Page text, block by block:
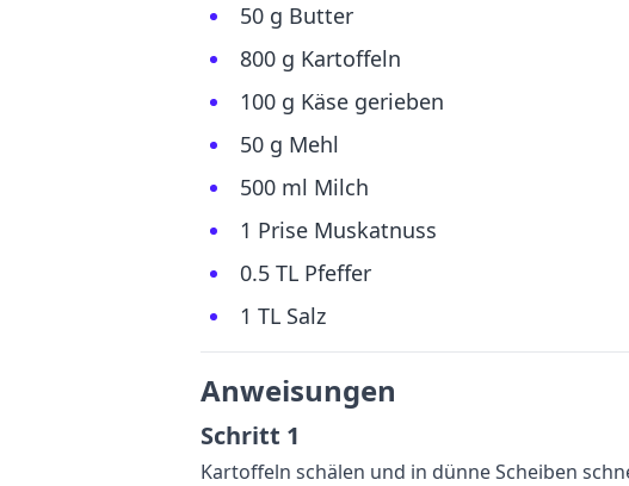
50 g Butter
800 g Kartoffeln
100 g Käse gerieben
50 g Mehl
500 ml Milch
1 Prise Muskatnuss
0.5 TL Pfeffer
1 TL Salz
Anweisungen
Schritt 1
Kartoffeln schälen und in dünne Scheiben